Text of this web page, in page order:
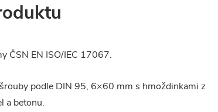
ČSN EN ISO/IEC 17067.
podle DIN 95, 6×60 mm s hmoždinkami z
a betonu.